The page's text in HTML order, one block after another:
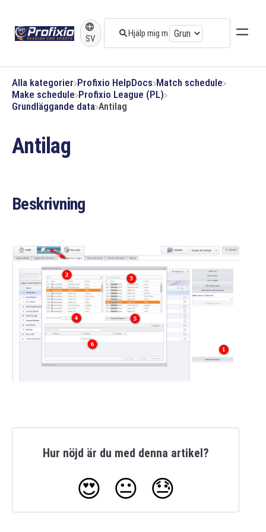
SV
Alla kategorier ​Profixio HelpDocs ​Match schedule
​Make schedule ​Profixio League (PL)
​Grundläggande data Antilag
Antilag
Beskrivning
Hur nöjd är du med denna artikel?
😍 😐 😓